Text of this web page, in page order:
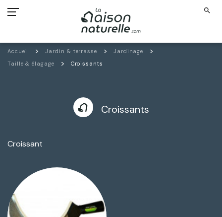
search
Accueil Jardin & terrasse
Jardinage
Taille & élagage
Croissants
Croissants
Croissant